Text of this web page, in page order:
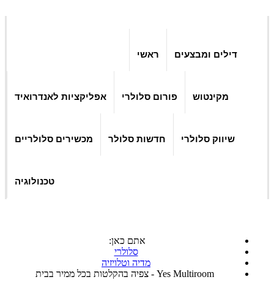
ראשי דילים ומבצעים
אפליקציות לאנדרואיד פורום סלולרי מקינטוש
מכשירים סלולריים חדשות סלולר שיווק סלולרי
טכנולוגיה
אתם כאן:
סלולרי
מדיה וטלויזיה
Yes Multiroom - צפיה בהקלטות בכל ממיר בבית